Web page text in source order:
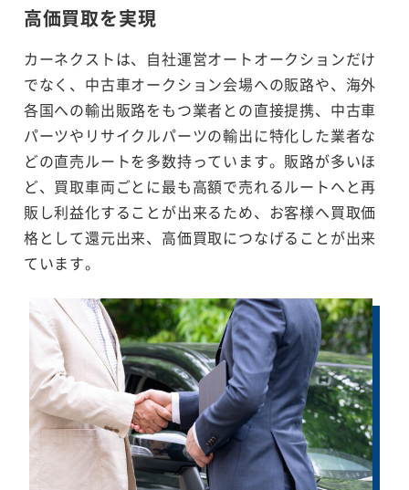
高価買取を実現
カーネクストは、自社運営オートオークションだけ
でなく、中古車オークション会場への販路や、海外
各国への輸出販路をもつ業者との直接提携、中古車
パーツやリサイクルパーツの輸出に特化した業者な
どの直売ルートを多数持っています。販路が多いほ
ど、買取車両ごとに最も高額で売れるルートへと再
販し利益化することが出来るため、お客様へ買取価
格として還元出来、高価買取につなげることが出来
ています。